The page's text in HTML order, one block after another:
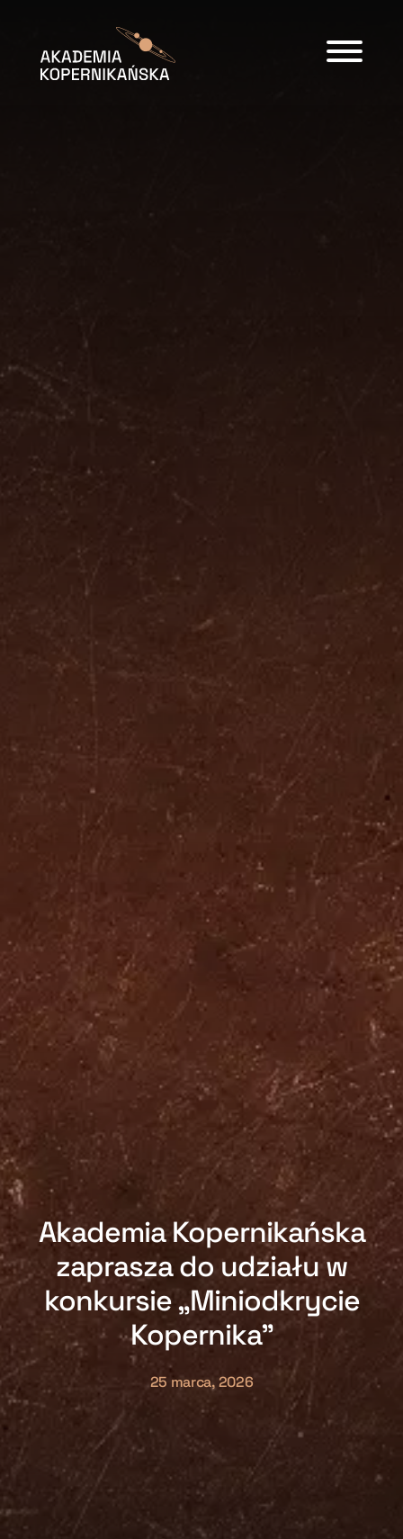
Akademia Kopernikańska
zaprasza do udziału w
konkursie „Miniodkrycie
Kopernika”
25 marca, 2026